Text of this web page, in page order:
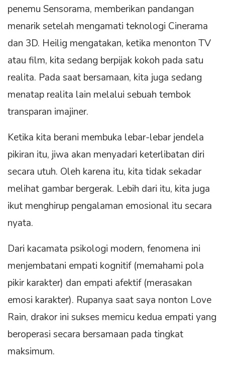
penemu Sensorama, memberikan pandangan
menarik setelah mengamati teknologi Cinerama
dan 3D. Heilig mengatakan, ketika menonton TV
atau film, kita sedang berpijak kokoh pada satu
realita. Pada saat bersamaan, kita juga sedang
menatap realita lain melalui sebuah tembok
transparan imajiner.
Ketika kita berani membuka lebar-lebar jendela
pikiran itu, jiwa akan menyadari keterlibatan diri
secara utuh. Oleh karena itu, kita tidak sekadar
melihat gambar bergerak. Lebih dari itu, kita juga
ikut menghirup pengalaman emosional itu secara
nyata.
Dari kacamata psikologi modern, fenomena ini
menjembatani empati kognitif (memahami pola
pikir karakter) dan empati afektif (merasakan
emosi karakter). Rupanya saat saya nonton Love
Rain, drakor ini sukses memicu kedua empati yang
beroperasi secara bersamaan pada tingkat
maksimum.